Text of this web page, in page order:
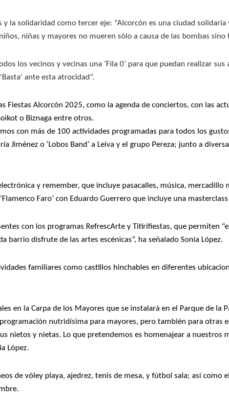
la solidaridad como tercer eje: “Alcorcón es una ciudad
niñas y mayores no mueren sólo a causa de las bombas
los vecinos y vecinas una ‘Fila 0’ para que puedan realizar sus
ante esta atrocidad”.
Fiestas Alcorcón 2025, como la agenda de conciertos, con las
o Biznaga entre otros.
con más de 100 actividades programadas para todos los
Jiménez o ‘Lobos Band’ a Leiva y el grupo Pereza; junto a
y remember, que incluye pasacalles, música,
Faro’ con Eduardo Guerrero que incluye una
con los programas RefrescArte y Titirifiestas, que permiten
disfrute de las artes escénicas”, ha señalado Sonia López.
familiares como castillos hinchables en diferentes
en la Carpa de los Mayores que se instalará en el Parque de la
nutridísima para mayores, pero también para otras
nietos y nietas. Lo que pretendemos es homenajear a nuestros
López.
de vóley playa, ajedrez, tenis de mesa, y fútbol sala; así como